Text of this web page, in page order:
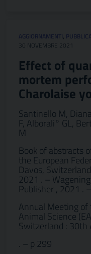
AGGIORNAMENTI,
30 NOVEMBRE 2021
Effect of
mortem
Charolaise
Santinello M,
F, Alborali° GL,
M
Book of abstracts
the European
Davos,
2021 . –
Publisher , 2021 .
Annual Meeting of
Animal Science
Switzerland : 30th
. – p 299